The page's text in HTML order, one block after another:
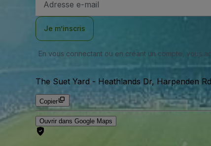
e-
Je m’inscris
En vous connectant ou en créant un compte, vous
The Suet Yard - Heathlands Dr, Harpenden
Copier
Ouvrir dans Google Maps